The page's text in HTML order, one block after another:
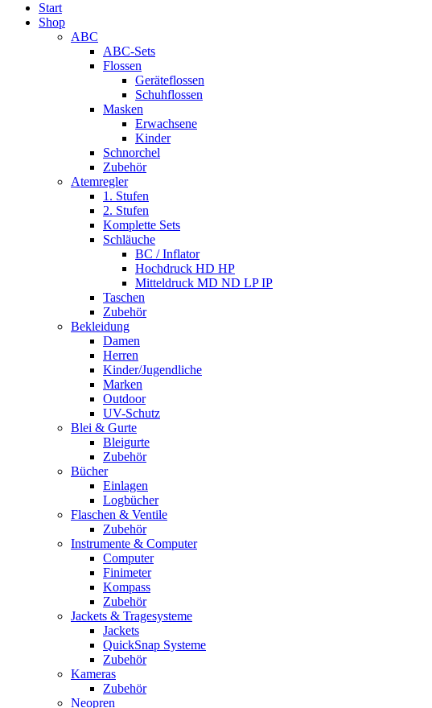
Start
Shop
ABC
ABC-Sets
Flossen
Geräteflossen
Schuhflossen
Masken
Erwachsene
Kinder
Schnorchel
Zubehör
Atemregler
1. Stufen
2. Stufen
Komplette Sets
Schläuche
BC / Inflator
Hochdruck HD HP
Mitteldruck MD ND LP IP
Taschen
Zubehör
Bekleidung
Damen
Herren
Kinder/Jugendliche
Marken
Outdoor
UV-Schutz
Blei & Gurte
Bleigurte
Zubehör
Bücher
Einlagen
Logbücher
Flaschen & Ventile
Zubehör
Instrumente & Computer
Computer
Finimeter
Kompass
Zubehör
Jackets & Tragesysteme
Jackets
QuickSnap Systeme
Zubehör
Kameras
Zubehör
Neopren